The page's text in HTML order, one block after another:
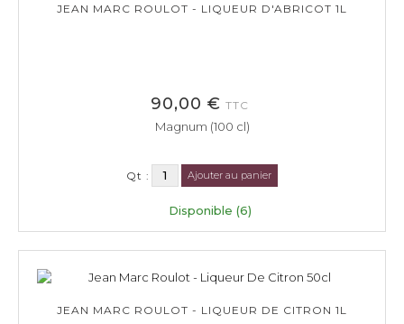
JEAN MARC ROULOT - LIQUEUR D'ABRICOT 1L
90,00 € TTC
Magnum (100 cl)
Qt : Ajouter au panier
Disponible (6)
JEAN MARC ROULOT - LIQUEUR DE CITRON 1L